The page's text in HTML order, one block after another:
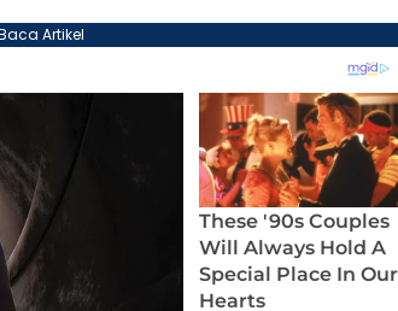
Artikel